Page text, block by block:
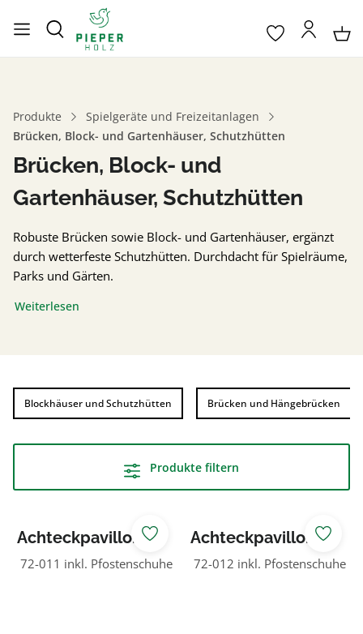
Produkte
Spielgeräte und Freizeitanlagen
Brücken, Block- und Gartenhäuser, Schutzhütten
Brücken, Block- und
Gartenhäuser, Schutzhütten
Robuste Brücken sowie Block- und Gartenhäuser, ergänzt
durch wetterfeste Schutzhütten. Durchdacht für Spielräume,
Parks und Gärten.
Weiterlesen
Blockhäuser und Schutzhütten Brücken und Hängebrücken
Produkte filtern
Achteckpavillon
Ø 500 cm ohne
72-011 inkl. Pfostenschuhe
Achteckpavillon
Ø 650 cm ohne
72-012 inkl. Pfostenschuhe